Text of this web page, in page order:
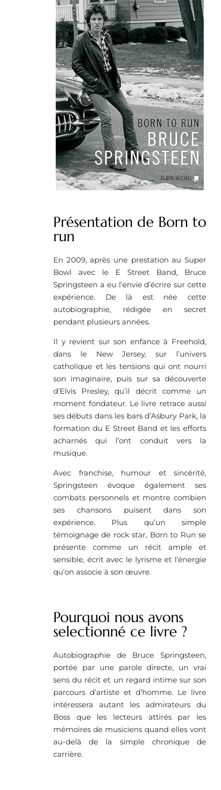
Présentation de Born to
run
En 2009, après une prestation au Super
Bowl avec le E Street Band, Bruce
Springsteen a eu l’envie d’écrire sur cette
expérience. De là est née cette
autobiographie, rédigée en secret
pendant plusieurs années.
Il y revient sur son enfance à Freehold,
dans le New Jersey, sur l’univers
catholique et les tensions qui ont nourri
son imaginaire, puis sur sa découverte
d’Elvis Presley, qu’il décrit comme un
moment fondateur. Le livre retrace aussi
ses débuts dans les bars d’Asbury Park, la
formation du E Street Band et les efforts
acharnés qui l’ont conduit vers la
musique.
Avec franchise, humour et sincérité,
Springsteen évoque également ses
combats personnels et montre combien
ses chansons puisent dans son
expérience. Plus qu’un simple
témoignage de rock star, Born to Run se
présente comme un récit ample et
sensible, écrit avec le lyrisme et l’énergie
qu’on associe à son œuvre.
Pourquoi nous avons
selectionné ce livre ? ​
Autobiographie de Bruce Springsteen,
portée par une parole directe, un vrai
sens du récit et un regard intime sur son
parcours d’artiste et d’homme. Le livre
intéressera autant les admirateurs du
Boss que les lecteurs attirés par les
mémoires de musiciens quand elles vont
au-delà de la simple chronique de
carrière.